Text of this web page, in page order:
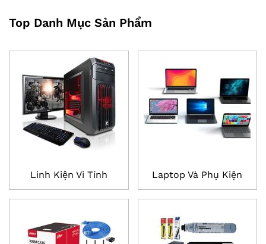
Top Danh Mục Sản Phẩm
Linh Kiện Vi Tính Laptop Và Phụ Kiện